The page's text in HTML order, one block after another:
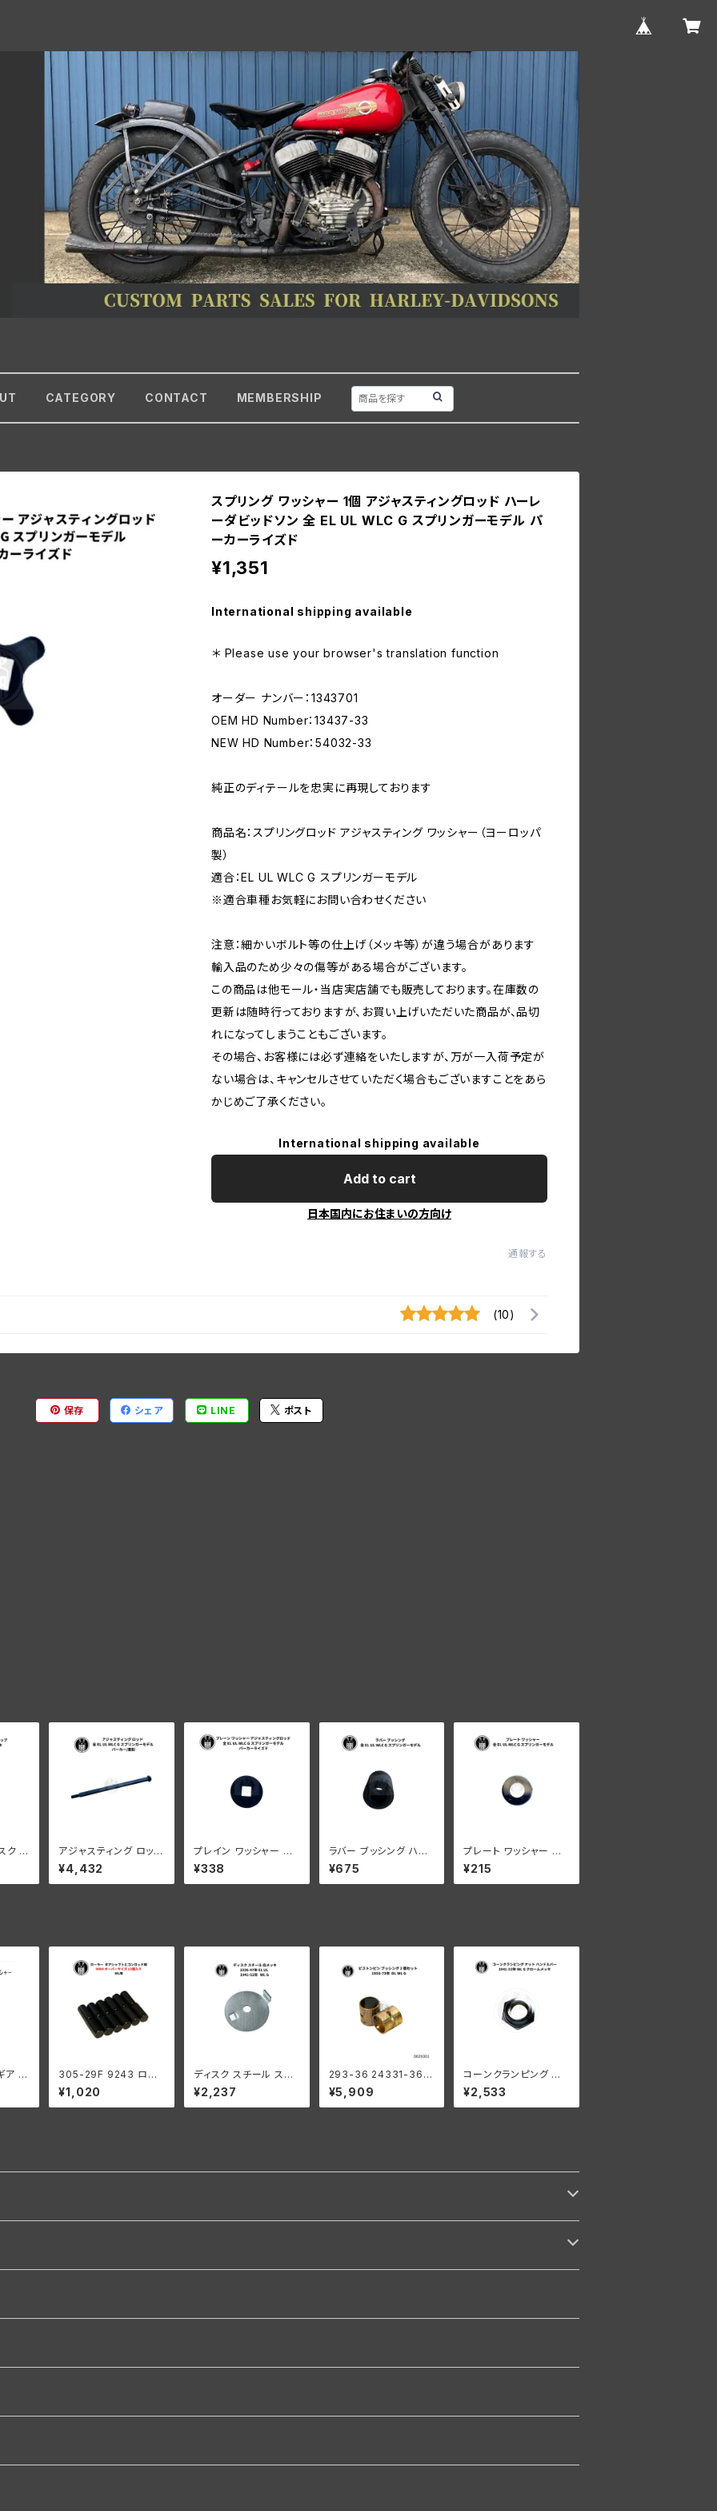
CATEGORY CONTACT MEMBERSHIP
スプリング ワッシャー 1個 アジャスティングロッド ハーレ
ーダビッドソン 全 EL UL WLC G スプリンガーモデル パ
ーカーライズド
¥1,351
International shipping available
＊ Please use your browser's translation function
オーダー ナンバー：1343701
OEM HD Number：13437-33
NEW HD Number：54032-33
純正のディテールを忠実に再現しております
商品名：スプリングロッド アジャスティング ワッシャー（ヨーロッパ
製）
適合：EL UL WLC G スプリンガーモデル
※適合車種お気軽にお問い合わせください
注意：細かいボルト等の仕上げ（メッキ等）が違う場合があります
輸入品のため少々の傷等がある場合がございます。
この商品は他モール・当店実店舗でも販売しております。在庫数の
更新は随時行っておりますが、お買い上げいただいた商品が、品切
れになってしまうこともございます。
その場合、お客様には必ず連絡をいたしますが、万が一入荷予定が
ない場合は、キャンセルさせていただく場合もございますことをあら
かじめご了承ください。
International shipping available
Add to cart
日本国内にお住まいの方向け
通報する
(10)
保存 シェア LINE ポスト
ク カ
アジャスティング ロッド
ハーレーダビッドソン
全 EL UL WLC G スプ
リンガーモデル パーカ
¥4,432
プレイン ワッシャー ア
ジャスティングロッド ハ
ーレーダビッドソン EL
UL WLC G パーカー
¥338
ラバー ブッシング ハー
レーダビッドソン 全 EL
UL WLC G スプリンガ
ーモデル
¥675
プレート ワッシャー ハ
ーレーダビッドソン 全 E
L UL WLC G スプリン
ガーモデル
¥215
ア エ
305-29F 9243 ロー
ラー 右側 コンロッド用
+0004 オーバーサイズ
12個入り ハーレーダビ
¥1,020
ディスク スチール ステ
アリングダンパー ハー
レー 1936-47年 EL U
L 1941-52年 WL G 白
¥2,237
293-36 24331-36
ピストンピンブッシング
2個組
¥5,909
コーンクランピング ナッ
ト ハンドルバー ハーレ
ーダビッドソン 1941-5
2年 WL G クロームメッ
¥2,533